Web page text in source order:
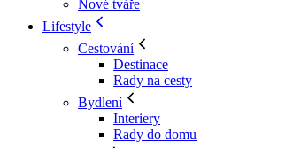
Nové tváře
Lifestyle
Cestování
Destinace
Rady na cesty
Bydlení
Interiery
Rady do domu